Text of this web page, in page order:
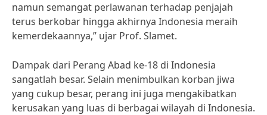
namun semangat perlawanan terhadap penjajah
terus berkobar hingga akhirnya Indonesia meraih
kemerdekaannya,” ujar Prof. Slamet.
Dampak dari Perang Abad ke-18 di Indonesia
sangatlah besar. Selain menimbulkan korban jiwa
yang cukup besar, perang ini juga mengakibatkan
kerusakan yang luas di berbagai wilayah di Indonesia.